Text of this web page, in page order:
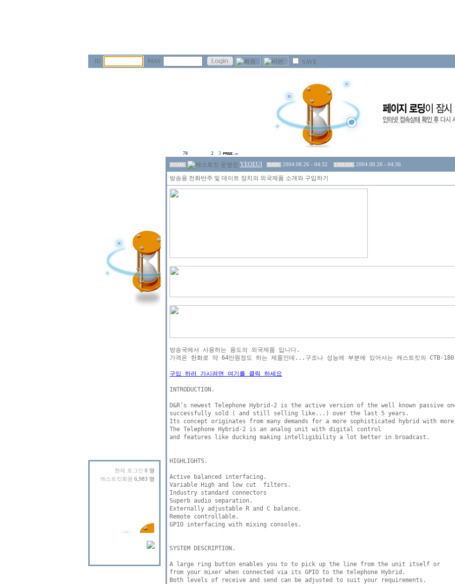
ID PASS SAVE
현재 로그인 0 명
캐스트킷회원 6,983 명
70 2 3
NAME YEOEUI DATE 2004.08.26 - 04:32 UPDATE 2004.08.26 - 04:36
방송용 전화반주 및 데이트 장치의 외국제품 소개와 구입하기
방송국에서 사용하는 용도의 외국제품 입니다.
가격은 한화로 약 64만원정도 하는 제품인데...구조나 성능에 부분에 있어서는 캐스트킷의 CTB-
구입 하러 가시려면 여기를 클릭 하세요
INTRODUCTION.
D&R’s newest Telephone Hybrid-2 is the active version of the well known passive
successfully sold ( and still selling like...) over the last 5 years.
Its concept originates from many demands for a more sophisticated hybrid with
The Telephone Hybrid-2 is an analog unit with digital control
and features like ducking making intelligibility a lot better in broadcast.
HIGHLIGHTS.
Active balanced interfacing.
Variable High and low cut  filters.
Industry standard connectors
Superb audio separation.
Externally adjustable R and C balance.
Remote controllable.
GPIO interfacing with mixing consoles.
SYSTEM DESCRIPTION.
A large ring button enables you to to pick up the line from the unit itself or
from your mixer when connected via its GPIO to the telephone Hybrid.
Both levels of receive and send can be adjusted to suit your requirements.